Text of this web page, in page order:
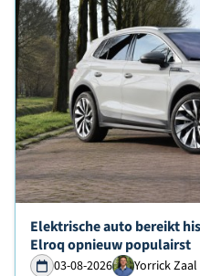
Lees verder over
Elektrische auto bereikt
Elroq opnieuw populairst
03-08-2026 Yorrick Zaal